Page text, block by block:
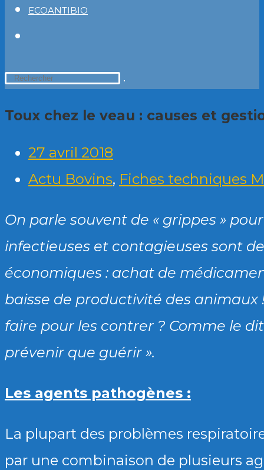
ECOANTIBIO
Rechercher
site
Toux chez le veau : causes et
27 avril 2018
Actu Bovins, Fiches techniques
On parle souvent de « grippes »
infectieuses et contagieuses sont
économiques : achat de
baisse de productivité des
faire pour les contrer ? Comme le
prévenir que guérir ».
Les agents pathogènes :
La plupart des problèmes
par une combinaison de plusieurs